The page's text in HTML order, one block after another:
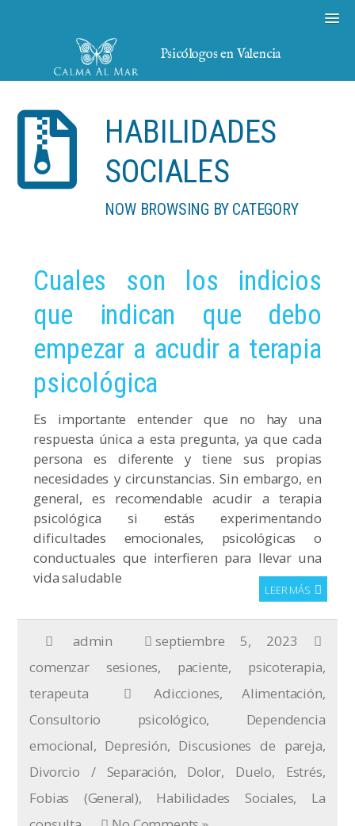
Psicólogos en Valencia
HABILIDADES
SOCIALES
NOW BROWSING BY CATEGORY
Cuales son los indicios
que indican que debo
empezar a acudir a terapia
psicológica
Es importante entender que no hay una
respuesta única a esta pregunta, ya que cada
persona es diferente y tiene sus propias
necesidades y circunstancias. Sin embargo, en
general, es recomendable acudir a terapia
psicológica si estás experimentando
dificultades emocionales, psicológicas o
conductuales que interfieren para llevar una
vida saludable
LEER MÁS
admin
septiembre 5, 2023
comenzar sesiones, paciente, psicoterapia,
terapeuta
Adicciones, Alimentación,
Consultorio psicológico, Dependencia
emocional, Depresión, Discusiones de pareja,
Divorcio / Separación, Dolor, Duelo, Estrés,
Fobias (General), Habilidades Sociales, La